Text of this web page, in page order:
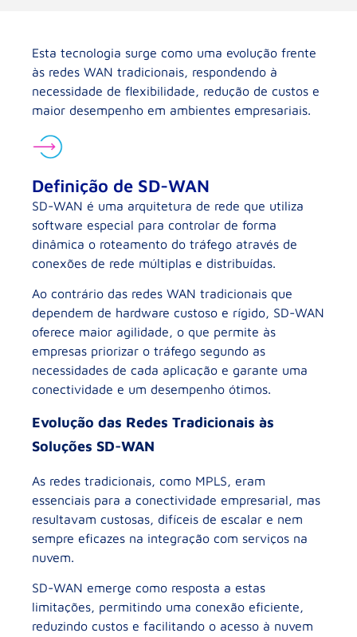
Esta tecnologia surge como uma evolução frente
às redes WAN tradicionais, respondendo à
necessidade de flexibilidade, redução de custos e
maior desempenho em ambientes empresariais.
Definição de SD-WAN
SD-WAN é uma arquitetura de rede que utiliza
software especial para controlar de forma
dinâmica o roteamento do tráfego através de
conexões de rede múltiplas e distribuídas.
Ao contrário das redes WAN tradicionais que
dependem de hardware custoso e rígido, SD-WAN
oferece maior agilidade, o que permite às
empresas priorizar o tráfego segundo as
necessidades de cada aplicação e garante uma
conectividade e um desempenho ótimos.
Evolução das Redes Tradicionais às
Soluções SD-WAN
As redes tradicionais, como MPLS, eram
essenciais para a conectividade empresarial, mas
resultavam custosas, difíceis de escalar e nem
sempre eficazes na integração com serviços na
nuvem.
SD-WAN emerge como resposta a estas
limitações, permitindo uma conexão eficiente,
reduzindo custos e facilitando o acesso à nuvem